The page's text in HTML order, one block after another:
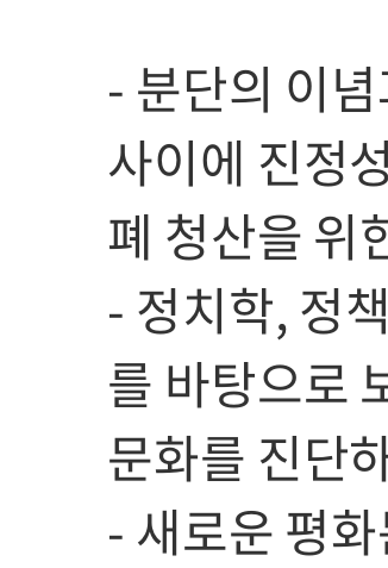
- 분단의 이
사이에 진정
폐 청산을 위
- 정치학, 정
를 바탕으로
문화를 진단
- 새로운 평